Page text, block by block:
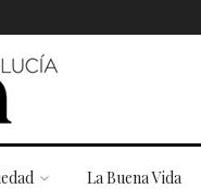
La Buena Vida